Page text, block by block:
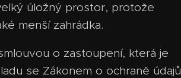
úložný prostor, protože
menší zahrádka.
o zastoupení, která je
se Zákonem o ochraně údajů